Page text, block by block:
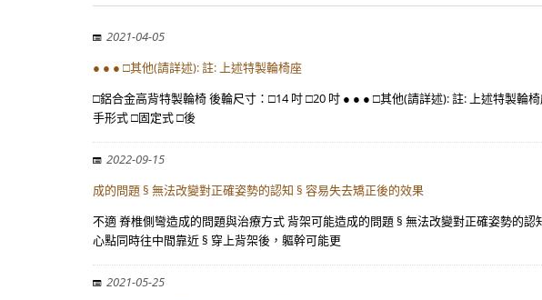
2021-04-05
● ● ● □其他(請詳述): 註: 上述特製輪椅座
□鋁合金高背特製輪椅 後輪尺寸：□14 吋 □20 吋 ● ● ● □其他(請詳述): 註: 上述特製
手形式 □固定式 □後
2022-09-15
成的問題 § 無法改變對正確姿勢的認知 § 容易失去矯正後的效果
不適 脊椎側彎造成的問題與治療方式 背架可能造成的問題 § 無法改變對正確姿勢的
心點同時往中間靠近 § 穿上背架後，軀幹可能更
2021-05-25